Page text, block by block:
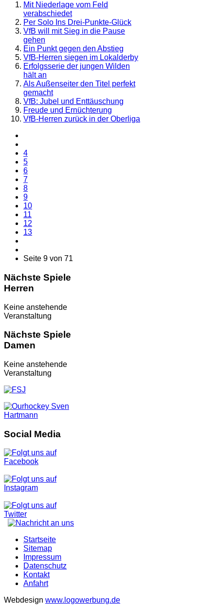
Mit Niederlage vom Feld
verabschiedet
Per Solo Ins Drei-Punkte-Glück
VfB will mit Sieg in die Pause
gehen
Ein Punkt gegen den Abstieg
VfB-Herren siegen im Lokalderby
Erfolgsserie der jungen Wilden
hält an
Als Außenseiter den Titel perfekt
gemacht
VfB: Jubel und Enttäuschung
Freude und Ernüchterung
VfB-Herren zurück in der Oberliga
4
5
6
7
8
9
10
11
12
13
Seite 9 von 71
Nächste Spiele
Herren
Keine anstehende
Veranstaltung
Nächste Spiele
Damen
Keine anstehende
Veranstaltung
Social Media
Startseite
Sitemap
Impressum
Datenschutz
Kontakt
Anfahrt
Webdesign www.logowerbung.de